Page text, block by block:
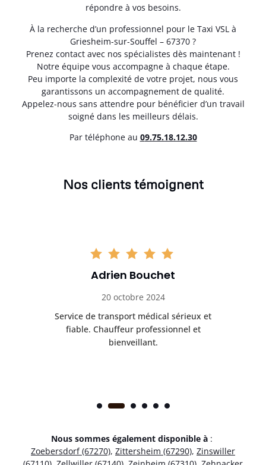
répondre à vos besoins.
À la recherche d’un professionnel pour le Taxi VSL à
Griesheim-sur-Souffel – 67370 ?
Prenez contact avec nos spécialistes dès maintenant !
Notre équipe vous accompagne à chaque étape.
Peu importe la complexité de votre projet, nous vous
garantissons un accompagnement de qualité.
Appelez-nous sans attendre pour bénéficier d’un travail
soigné dans les meilleurs délais.
Par téléphone au 09.75.18.12.30
Nos clients témoignent
Adrien Bouchet
20 octobre 2024
Service de transport médical sérieux et
fiable. Chauffeur professionnel et
bienveillant.
Nous sommes également disponible à :
Zoebersdorf (67270), Zittersheim (67290), Zinswiller